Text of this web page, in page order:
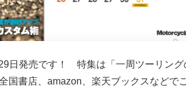
日発売です！ 特集は「一周ツーリング
国書店、amazon、楽天ブックスなどで